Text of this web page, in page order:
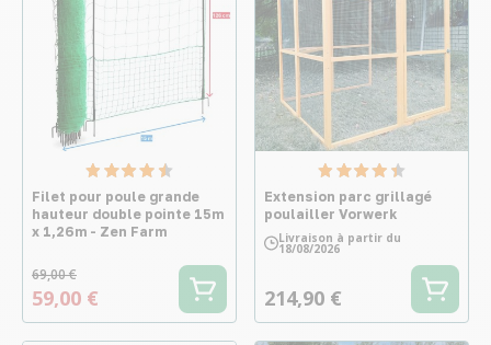
Filet pour poule grande
hauteur double pointe 15m
x 1,26m - Zen Farm
69,00 €
59,00 €
Extension parc grillagé
poulailler Vorwerk
Livraison à partir du
18/08/2026
214,90 €